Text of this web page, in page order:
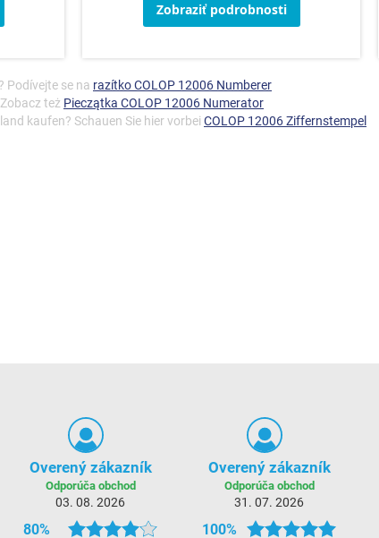
Zobraziť podrobnosti
Podívejte se na razítko COLOP 12006 Numberer
też Pieczątka COLOP 12006 Numerator
kaufen? Schauen Sie hier vorbei COLOP 12006 Ziffernstempel
Overený zákazník
Odporúča obchod
03. 08. 2026
80%
Overený zákazník
Odporúča obchod
31. 07. 2026
100%